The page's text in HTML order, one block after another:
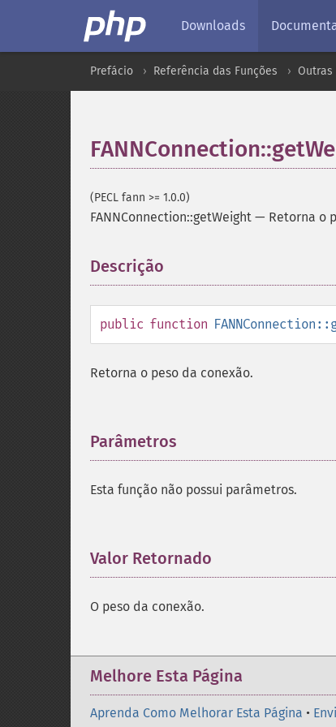
Downloads
Prefácio Referência das Funções Outras
(PECL fann >= 1.0.0)
FANNConnection::getWeight — Retorna o
Descrição
public function
Retorna o peso da conexão.
Parâmetros
Esta função não possui parâmetros.
Valor Retornado
O peso da conexão.
Melhore Esta Página
Aprenda Como Melhorar Esta Página •